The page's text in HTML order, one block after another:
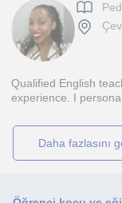
Qualified English
experience. I
daha fazlasını